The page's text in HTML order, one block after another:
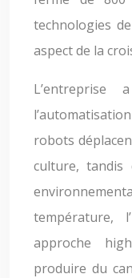
technologies
aspect de la
L’entreprise
robots
culture, tandis
température,
approche
produire du